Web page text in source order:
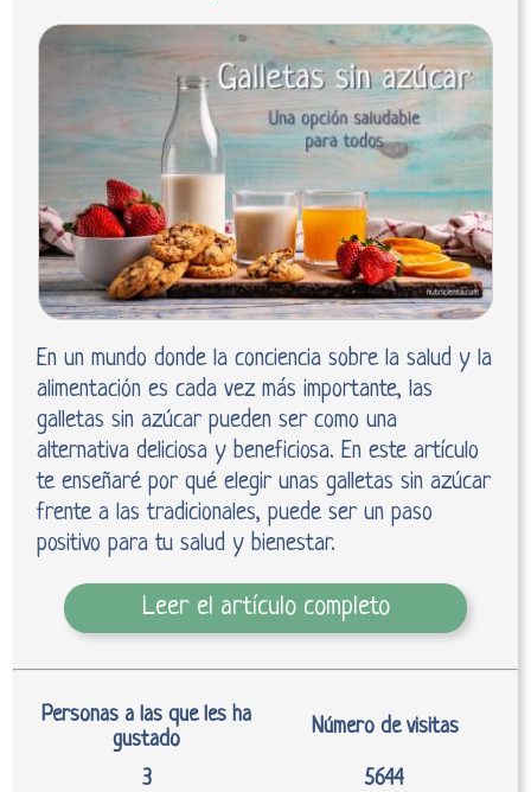
En un mundo donde la conciencia sobre la salud y la
alimentación es cada vez más importante, las
galletas sin azúcar pueden ser como una
alternativa deliciosa y beneficiosa. En este artículo
te enseñaré por qué elegir unas galletas sin azúcar
frente a las tradicionales, puede ser un paso
positivo para tu salud y bienestar.
Leer el artículo completo
Personas a las que les ha
gustado
Número de visitas
3 5644